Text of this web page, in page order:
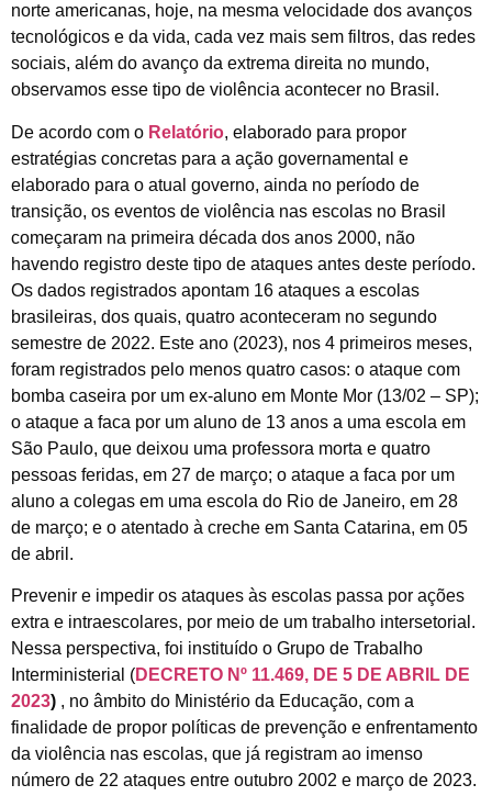
norte americanas, hoje, na mesma velocidade dos avanços
tecnológicos e da vida, cada vez mais sem filtros, das redes
sociais, além do avanço da extrema direita no mundo,
observamos esse tipo de violência acontecer no Brasil.
De acordo com o Relatório, elaborado para propor
estratégias concretas para a ação governamental e
elaborado para o atual governo, ainda no período de
transição, os eventos de violência nas escolas no Brasil
começaram na primeira década dos anos 2000, não
havendo registro deste tipo de ataques antes deste período.
Os dados registrados apontam 16 ataques a escolas
brasileiras, dos quais, quatro aconteceram no segundo
semestre de 2022. Este ano (2023), nos 4 primeiros meses,
foram registrados pelo menos quatro casos: o ataque com
bomba caseira por um ex-aluno em Monte Mor (13/02 – SP);
o ataque a faca por um aluno de 13 anos a uma escola em
São Paulo, que deixou uma professora morta e quatro
pessoas feridas, em 27 de março; o ataque a faca por um
aluno a colegas em uma escola do Rio de Janeiro, em 28
de março; e o atentado à creche em Santa Catarina, em 05
de abril.
Prevenir e impedir os ataques às escolas passa por ações
extra e intraescolares, por meio de um trabalho intersetorial.
Nessa perspectiva, foi instituído o Grupo de Trabalho
Interministerial (DECRETO Nº 11.469, DE 5 DE ABRIL DE
2023) , no âmbito do Ministério da Educação, com a
finalidade de propor políticas de prevenção e enfrentamento
da violência nas escolas, que já registram ao imenso
número de 22 ataques entre outubro 2002 e março de 2023.